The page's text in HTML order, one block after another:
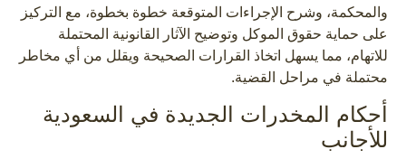
والمحكمة، وشرح الإجراءات المتوقعة خطوة بخطوة، مع التركيز
على حماية حقوق الموكل وتوضيح الآثار القانونية المحتملة
للاتهام، مما يسهل اتخاذ القرارات الصحيحة ويقلل من أي مخاطر
محتملة في مراحل القضية.
أحكام المخدرات الجديدة في السعودية
للأجانب